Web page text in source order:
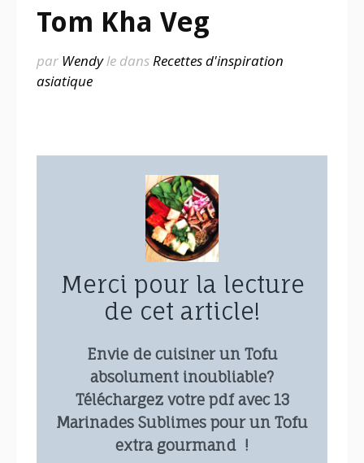
Tom Kha Veg
par Wendyle dansRecettes d'inspiration
asiatique
Merci pour la lecture
de cet article!
Envie de cuisiner un Tofu
absolument inoubliable?
Téléchargez votre pdf avec 13
Marinades Sublimes pour un Tofu
extra gourmand !